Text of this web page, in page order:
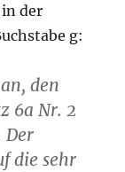
der
g:
den
6a Nr. 2
Der
die sehr